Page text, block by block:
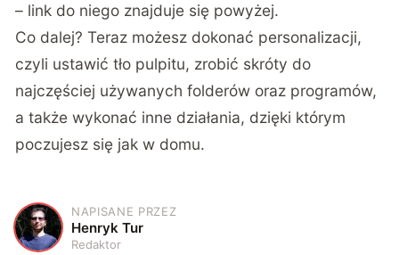
– link do niego znajduje się powyżej.
Co dalej? Teraz możesz dokonać personalizacji,
czyli ustawić tło pulpitu, zrobić skróty do
najczęściej używanych folderów oraz programów,
a także wykonać inne działania, dzięki którym
poczujesz się jak w domu.
H
NAPISANE PRZEZ
Henryk Tur
Redaktor